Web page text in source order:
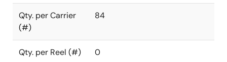
Qty. per Carrier
(#)
84
Qty. per Reel (#) 0